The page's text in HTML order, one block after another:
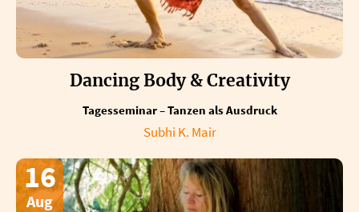
Dancing Body & Creativity
Tagesseminar – Tanzen als Ausdruck
Subhi K. Mair
16
Aug